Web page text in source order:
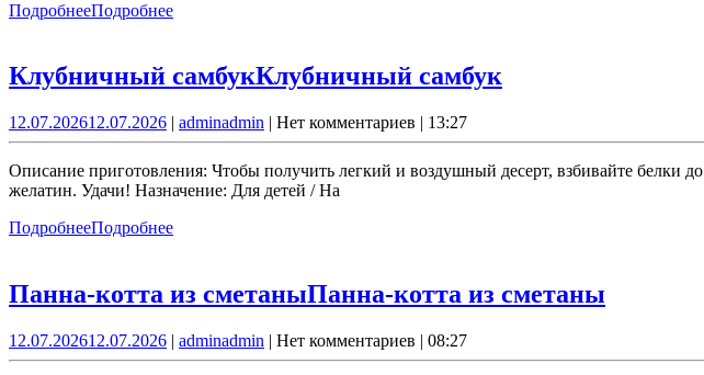
ПодробнееПодробнее
Клубничный самбукКлубничный самбук
12.07.202612.07.2026 | adminadmin | Нет комментариев | 13:27
Описание приготовления: Чтобы получить легкий и воздушный десерт, взбивайте белки
желатин. Удачи! Назначение: Для детей / На
ПодробнееПодробнее
Панна-котта из сметаныПанна-котта из сметаны
12.07.202612.07.2026 | adminadmin | Нет комментариев | 08:27